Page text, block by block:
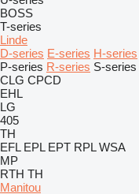
BOSS
T-series
Linde
D-series E-series H-series
P-series R-series S-series
CLG CPCD
EHL
LG
405
TH
EFL EPL EPT RPL WSA
MP
RTH TH
Manitou